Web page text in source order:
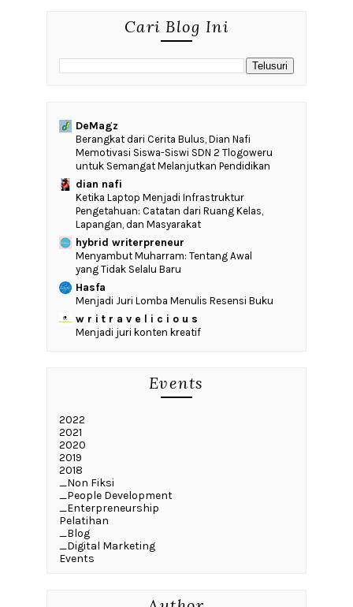
Cari Blog Ini
DeMagz
‎Berangkat dari Cerita Bulus, Dian Nafi
Memotivasi Siswa-Siswi SDN 2 Tlogoweru
untuk Semangat Melanjutkan Pendidikan
dian nafi
Ketika Laptop Menjadi Infrastruktur
Pengetahuan: Catatan dari Ruang Kelas,
Lapangan, dan Masyarakat
hybrid writerpreneur
Menyambut Muharram: Tentang Awal
yang Tidak Selalu Baru
Hasfa
Menjadi Juri Lomba Menulis Resensi Buku
w r i t r a v e l i c i o u s
Menjadi juri konten kreatif
Events
2022
2021
2020
2019
2018
_Non Fiksi
_People Development
_Enterpreneurship
Pelatihan
_Blog
_Digital Marketing
Events